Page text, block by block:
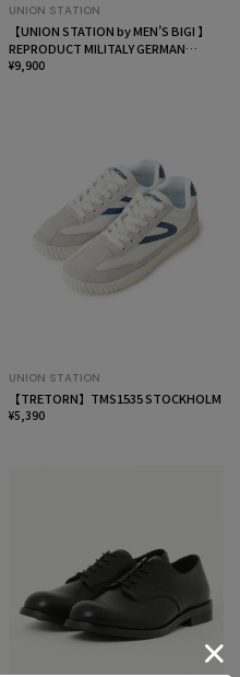
UNION STATION
【UNION STATION by MEN’S BIGI 】
REPRODUCT MILITALY GERMAN
TRAINER ジャーマントレーナー
¥9,900
UNION STATION
【TRETORN】TMS1535 STOCKHOLM
¥5,390